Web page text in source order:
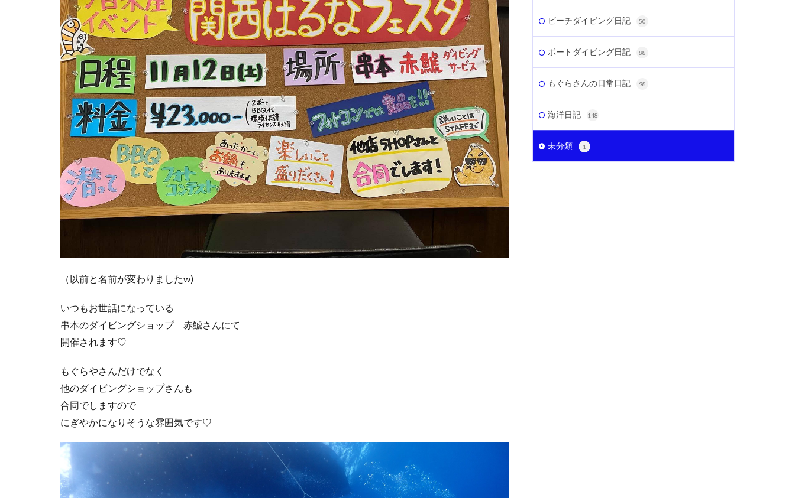
（以前と名前が変わりましたw)
いつもお世話になっている
串本のダイビングショップ 赤鯱さんにて
開催されます♡
もぐらやさんだけでなく
他のダイビングショップさんも
合同でしますので
にぎやかになりそうな雰囲気です♡
ビーチダイビング日記 50
ボートダイビング日記 88
もぐらさんの日常日記 98
海洋日記 148
未分類 1